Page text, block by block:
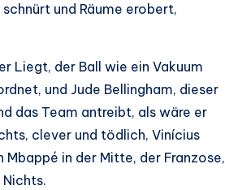
und Räume erobert,
Liegt, der Ball wie ein Vakuum
und Jude Bellingham, dieser
das Team antreibt, als wäre er
clever und tödlich, Vinícius
Mbappé in der Mitte, der Franzose,